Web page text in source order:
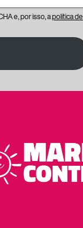
e, por isso, apolítica de